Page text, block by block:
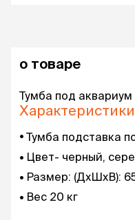
о товаре
Тумба под аквариум
Тумба подставка
Цвет- черный,
Размер: (ДхШхВ):
Вес 20 кг